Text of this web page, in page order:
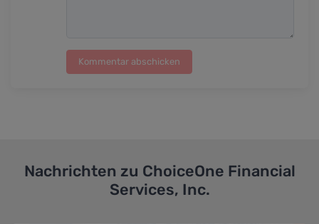
Kommentar abschicken
Nachrichten zu ChoiceOne Financial
Services, Inc.